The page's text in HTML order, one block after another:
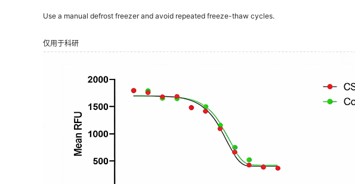
Use a manual defrost freezer and avoid repeated freeze-thaw cycles.
仅用于科研